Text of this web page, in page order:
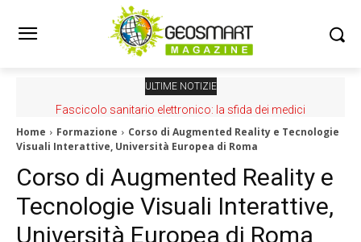
ULTIME NOTIZIE
Fascicolo sanitario elettronico: la sfida dei medici
Home Formazione
Corso di Augmented Reality e Tecnologie
Visuali Interattive, Università Europea di Roma
Corso di Augmented Reality e
Tecnologie Visuali Interattive,
Università Europea di Roma